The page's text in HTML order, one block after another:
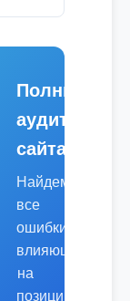
Полный
аудит
сайта
Найдем
все
ошибки,
влияющие
на
позиции